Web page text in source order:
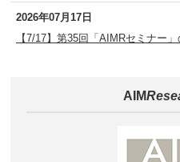
2026年07月17日
【7/17】第35回「AIMRセミナー
AIM